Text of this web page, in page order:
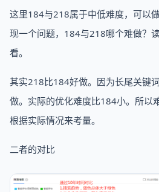
这里184与218属于中低难度，可以
现一个问题，184与218哪个难做？
看。
其实218比184好做。因为长尾关键
做。实际的优化难度比184小。所以
根据实际情况来考量。
二者的对比